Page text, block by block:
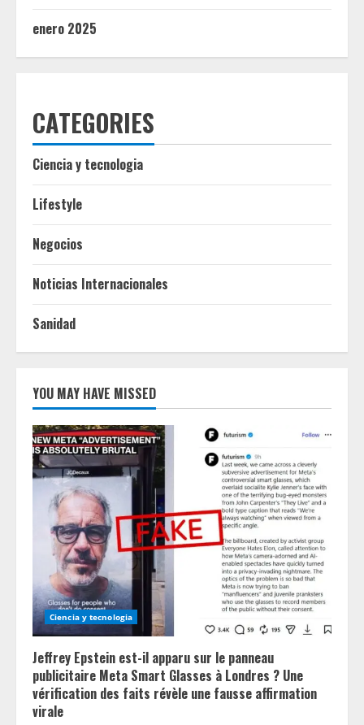
enero 2025
CATEGORIES
Ciencia y tecnologia
Lifestyle
Negocios
Noticias Internacionales
Sanidad
YOU MAY HAVE MISSED
Ciencia y tecnologia
Jeffrey Epstein est-il apparu sur le panneau
publicitaire Meta Smart Glasses à Londres ? Une
vérification des faits révèle une fausse affirmation
virale